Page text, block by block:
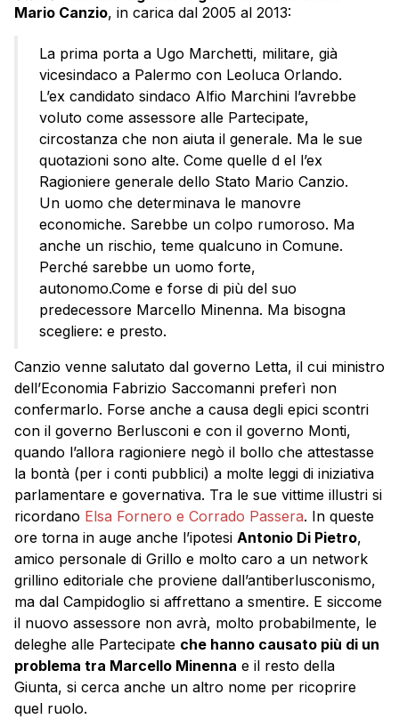
Mario Canzio, in carica dal 2005 al 2013:
La prima porta a Ugo Marchetti, militare, già
vicesindaco a Palermo con Leoluca Orlando.
L’ex candidato sindaco Alfio Marchini l’avrebbe
voluto come assessore alle Partecipate,
circostanza che non aiuta il generale. Ma le sue
quotazioni sono alte. Come quelle d el l’ex
Ragioniere generale dello Stato Mario Canzio.
Un uomo che determinava le manovre
economiche. Sarebbe un colpo rumoroso. Ma
anche un rischio, teme qualcuno in Comune.
Perché sarebbe un uomo forte,
autonomo.Come e forse di più del suo
predecessore Marcello Minenna. Ma bisogna
scegliere: e presto.
Canzio venne salutato dal governo Letta, il cui ministro
dell’Economia Fabrizio Saccomanni preferì non
confermarlo. Forse anche a causa degli epici scontri
con il governo Berlusconi e con il governo Monti,
quando l’allora ragioniere negò il bollo che attestasse
la bontà (per i conti pubblici) a molte leggi di iniziativa
parlamentare e governativa. Tra le sue vittime illustri si
ricordano Elsa Fornero e Corrado Passera. In queste
ore torna in auge anche l’ipotesi Antonio Di Pietro,
amico personale di Grillo e molto caro a un network
grillino editoriale che proviene dall’antiberlusconismo,
ma dal Campidoglio si affrettano a smentire. E siccome
il nuovo assessore non avrà, molto probabilmente, le
deleghe alle Partecipate che hanno causato più di un
problema tra Marcello Minenna e il resto della
Giunta, si cerca anche un altro nome per ricoprire
quel ruolo.